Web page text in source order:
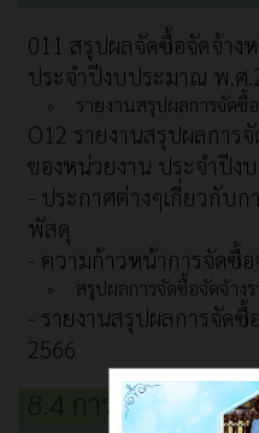
011 สรุปผลจัดซื้อจัดจ้าง
ประจำปีงบประมาณ พ.ศ
รายงานสรุปผลการจัดซื้
O12 รายงานสรุปผลการ
ของหน่วยงาน ประจำปีง
- ประกาศต่างๆเกี่ยวกับก
พัสดุ
- ความก้าวหน้าการจัดซื้
สรุปผลการจัดซื้อจัดจ้าง
- รายงานสรุปผลการจัด
2566
8.4 การบริหารและ